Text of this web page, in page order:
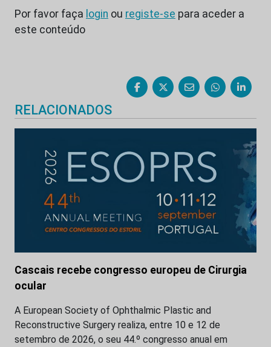
Por favor faça login ou registe-se para aceder a
este conteúdo
RELACIONADOS
Cascais recebe congresso europeu de Cirurgia
ocular
A European Society of Ophthalmic Plastic and
Reconstructive Surgery realiza, entre 10 e 12 de
setembro de 2026, o seu 44.º congresso anual em